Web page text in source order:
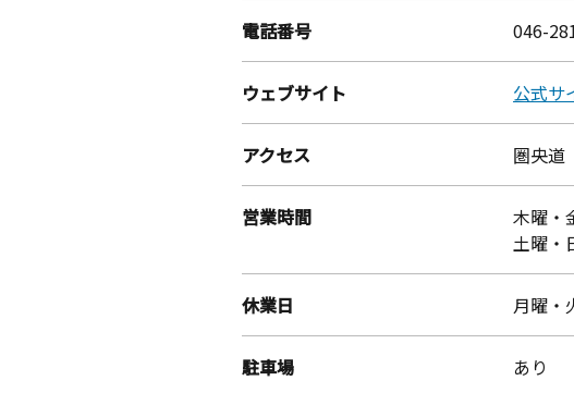
電話番号 046-
ウェブサイト 公式サ
アクセス 圏央道
営業時間
木曜・
土曜・
休業日 月曜・
駐車場 あり